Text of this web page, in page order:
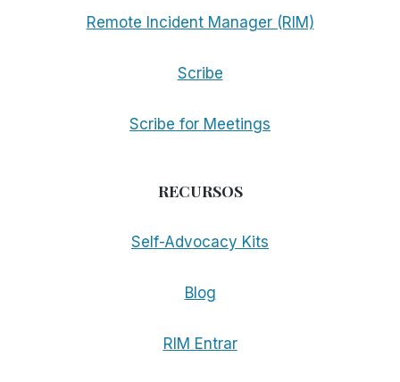
Remote Incident Manager (RIM)
Scribe
Scribe for Meetings
RECURSOS
Self-Advocacy Kits
Blog
RIM Entrar